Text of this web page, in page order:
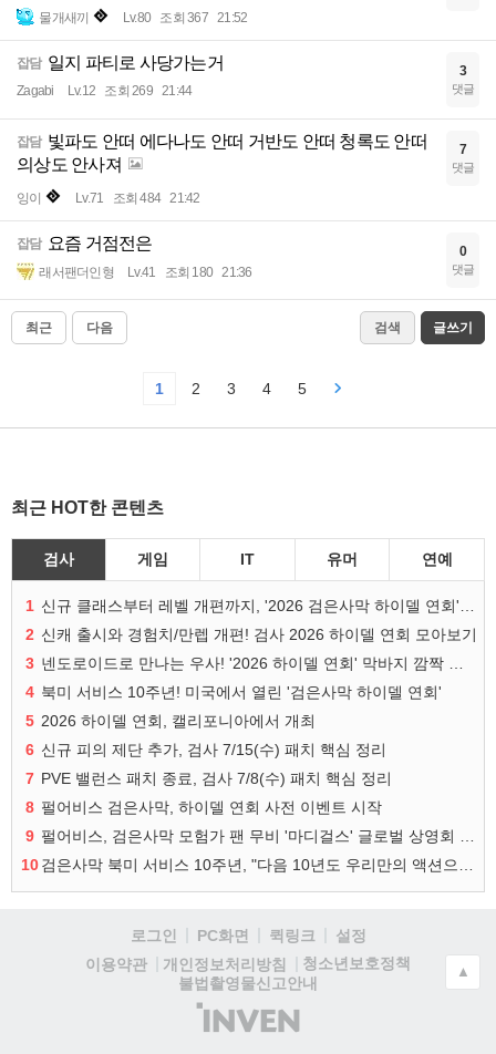
물개새끼 Lv.80 조회 367 21:52
잡담 일지 파티로 사당가는거
Zagabi Lv.12 조회 269 21:44
3
댓글
잡담 빛파도 안떠 에다나도 안떠 거반도 안떠 청록도 안떠
의상도 안사져
잉이 Lv.71 조회 484 21:42
7
댓글
잡담 요즘 거점전은
래서팬더인형 Lv.41 조회 180 21:36
0
댓글
최근 다음 검색 글쓰기
1 2 3 4 5
최근 HOT한 콘텐츠
검사 게임 IT 유머 연예
1
2 신캐 출시와 경험치/만렙 개편! 검사 2026 하이델 연회 모아보기
3
4 북미 서비스 10주년! 미국에서 열린 '검은사막 하이델 연회'
5 2026 하이델 연회, 캘리포니아에서 개최
6 신규 피의 제단 추가, 검사 7/15(수) 패치 핵심 정리
7 PVE 밸런스 패치 종료, 검사 7/8(수) 패치 핵심 정리
8 펄어비스 검은사막, 하이델 연회 사전 이벤트 시작
9
10
로그인 PC화면 퀵링크
설정
이용약관
개인정보처리방침
청소년보호정책
불법촬영물신고안내
(주)
인
▲